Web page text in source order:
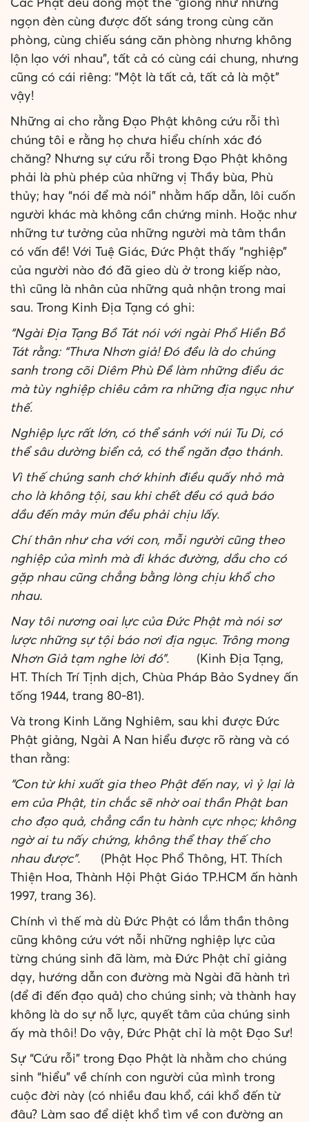
ngọn đèn cùng được đốt sáng trong cùng căn
phòng, cùng chiếu sáng căn phòng nhưng không
lộn lạo với nhau”, tất cả có cùng cái chung, nhưng
cũng có cái riêng: “Một là tất cả, tất cả là một”
vậy!
Những ai cho rằng Đạo Phật không cứu rỗi thì
chúng tôi e rằng họ chưa hiểu chính xác đó
chăng? Nhưng sự cứu rỗi trong Đạo Phật không
phải là phù phép của những vị Thầy bùa, Phù
thủy; hay “nói để mà nói” nhằm hấp dẫn, lôi cuốn
người khác mà không cần chứng minh. Hoặc như
những tư tưởng của những người mà tâm thần
có vấn đề! Với Tuệ Giác, Đức Phật thấy “nghiệp”
của người nào đó đã gieo dù ở trong kiếp nào,
thì cũng là nhân của những quả nhận trong mai
sau. Trong Kinh Địa Tạng có ghi:
“Ngài Địa Tạng Bồ Tát nói với ngài Phổ Hiền Bồ
Tát rằng: “Thưa Nhơn giả! Đó đều là do chúng
sanh trong cõi Diêm Phù Đề làm những điều ác
mà tùy nghiệp chiêu cảm ra những địa ngục như
thế.
Nghiệp lực rất lớn, có thể sánh với núi Tu Di, có
thể sâu dường biển cả, có thể ngăn đạo thánh.
Vì thế chúng sanh chớ khinh điều quấy nhỏ mà
cho là không tội, sau khi chết đều có quả báo
dầu đến mảy mún đều phải chịu lấy.
Chí thân như cha với con, mỗi người cũng theo
nghiệp của mình mà đi khác đường, dầu cho có
gặp nhau cũng chẳng bằng lòng chịu khổ cho
nhau.
Nay tôi nương oai lực của Đức Phật mà nói sơ
lược những sự tội báo nơi địa ngục. Trông mong
Nhơn Giả tạm nghe lời đó”.
(Kinh Địa Tạng,
HT. Thích Trí Tịnh dịch, Chùa Pháp Bảo Sydney ấn
tống 1944, trang 80-81).
Và trong Kinh Lăng Nghiêm, sau khi được Đức
Phật giảng, Ngài A Nan hiểu được rõ ràng và có
than rằng:
“Con từ khi xuất gia theo Phật đến nay, vì ỷ lại là
em của Phật, tin chắc sẽ nhờ oai thần Phật ban
cho đạo quả, chẳng cần tu hành cực nhọc; không
ngờ ai tu nấy chứng, không thể thay thế cho
nhau được”.
(Phật Học Phổ Thông, HT. Thích
Thiện Hoa, Thành Hội Phật Giáo TP.HCM ấn hành
1997, trang 36).
Chính vì thế mà dù Đức Phật có lắm thần thông
cũng không cứu vớt nỗi những nghiệp lực của
từng chúng sinh đã làm, mà Đức Phật chỉ giảng
dạy, hướng dẫn con đường mà Ngài đã hành trì
(để đi đến đạo quả) cho chúng sinh; và thành hay
không là do sự nỗ lực, quyết tâm của chúng sinh
ấy mà thôi! Do vậy, Đức Phật chỉ là một Đạo Sư!
Sự “Cứu rỗi” trong Đạo Phật là nhằm cho chúng
sinh “hiểu” về chính con người của mình trong
cuộc đời này (có nhiều đau khổ, cái khổ đến từ
đâu? Làm sao để diệt khổ tìm về con đường an